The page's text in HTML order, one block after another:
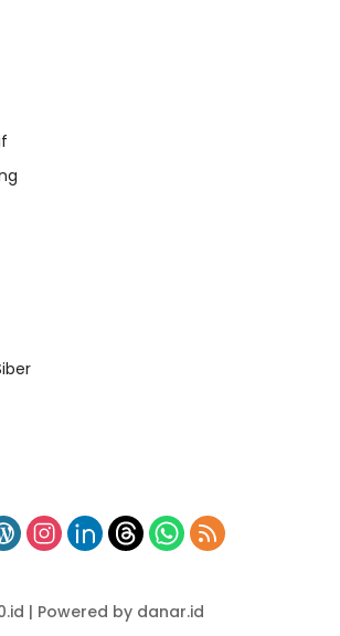
| Powered by danar.id